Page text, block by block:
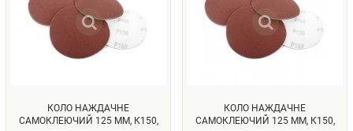
КОЛО НАЖДАЧНЕ
САМОКЛЕЮЧИЙ 125 ММ, К150,
КОЛО НАЖДАЧНЕ
САМОКЛЕЮЧИЙ 125 ММ, К150,